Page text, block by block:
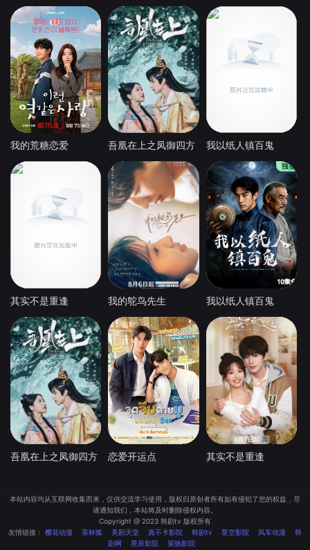
我的荒糖恋爱 吾凰在上之凤御四方 我以纸人镇百鬼
其实不是重逢 我的鸵鸟先生 我以纸人镇百鬼
吾凰在上之凤御四方 恋爱开运点 其实不是重逢
本站内容均从互联网收集而来，仅供交流学习使用，版权归原创者所有如有侵犯了您的权益，尽
请通知我们，本站将及时删除侵权内容。
Copyright @ 2023 韩剧tv 版权所有
友情链接： 樱花动漫 茶杯狐 美剧天堂 真不卡影院 韩剧tv 星空影院 风车动漫
韩
剧网
星辰影院 策驰影院